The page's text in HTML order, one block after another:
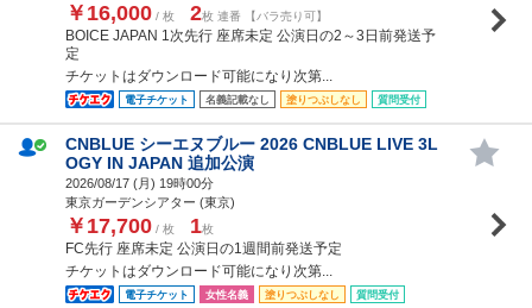
￥16,000 / 枚 2枚 連番 【バラ売り可】
BOICE JAPAN 1次先行 座席未定 公演日の2～3日前発送予
定
チケットはダウンロード可能になり次第...
電子チケット 名義記載なし 塗りつぶしなし 質問受付
CNBLUE シーエヌブルー 2026 CNBLUE LIVE 3L
OGY IN JAPAN 追加公演
2026/08/17 (月) 19時00分
東京ガーデンシアター (東京)
￥17,700 / 枚 1枚
FC先行 座席未定 公演日の1週間前発送予定
チケットはダウンロード可能になり次第...
電子チケット 女性名義 塗りつぶしなし 質問受付